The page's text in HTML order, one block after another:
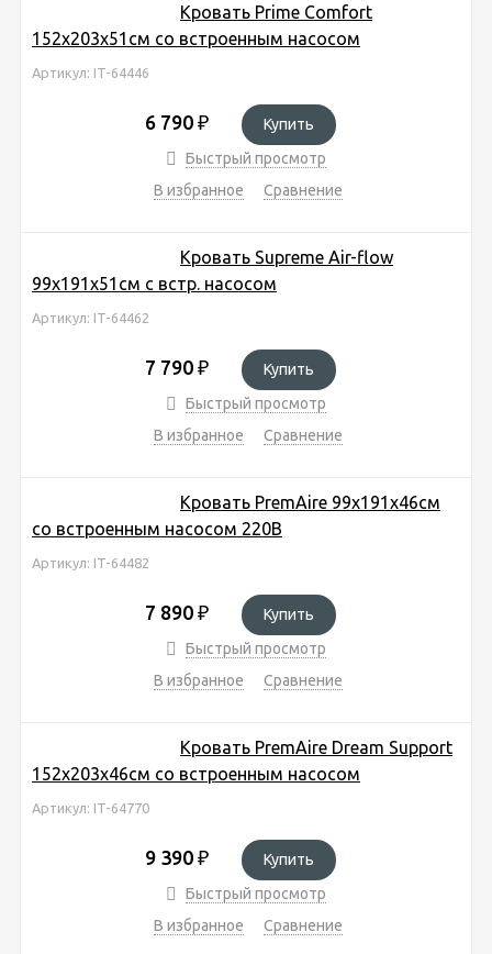
Кровать Prime Comfort
152х203х51см со встроенным насосом
Артикул: IT-64446
6 790 ₽
Купить
Быстрый просмотр
В избранное
Сравнение
Кровать Supreme Air-flow
99х191х51см с встр. насосом
Артикул: IT-64462
7 790 ₽
Купить
Быстрый просмотр
В избранное
Сравнение
Кровать PremAire 99х191х46см
со встроенным насосом 220В
Артикул: IT-64482
7 890 ₽
Купить
Быстрый просмотр
В избранное
Сравнение
Кровать PremAire Dream Support
152х203х46см со встроенным насосом
Артикул: IT-64770
9 390 ₽
Купить
Быстрый просмотр
В избранное
Сравнение